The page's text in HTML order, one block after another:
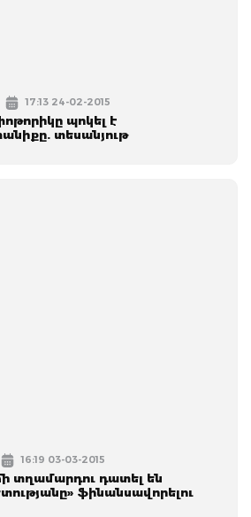
17:13 24-02-2015
պոկել է
տեսանյութ
16:19 03-03-2015
տղամարդու դատել են
ֆինանսավորելու